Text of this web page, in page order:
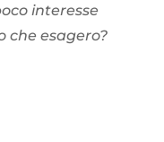
interesse
che esagero?